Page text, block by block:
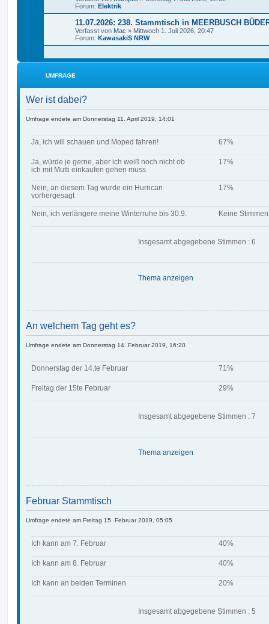
Forum: Elektrik
11.07.2026: 238. Stammtisch in MEERBUSCH
Verfasst von Mac » Mittwoch 1. Juli 2026, 20:47
Forum: KawasakiS NRW
UMFRAGE
Wer ist dabei?
Umfrage endete am Donnerstag 11. April 2019, 14:01
Ja, ich will schauen und Moped fahren! 67%
Ja, würde je gerne, aber ich weiß noch nicht ob
ich mit Mutti einkaufen gehen muss
17%
Nein, an diesem Tag wurde ein Hurrican
vorhergesagt
17%
Nein, ich verlängere meine Winterruhe bis 30.9. Keine Stimmen
Insgesamt abgegebene Stimmen : 6
Thema anzeigen
An welchem Tag geht es?
Umfrage endete am Donnerstag 14. Februar 2019, 16:20
Donnerstag der 14.te Februar 71%
Freitag der 15te Februar 29%
Insgesamt abgegebene Stimmen : 7
Thema anzeigen
Februar Stammtisch
Umfrage endete am Freitag 15. Februar 2019, 05:05
Ich kann am 7. Februar 40%
Ich kann am 8. Februar 40%
Ich kann an beiden Terminen 20%
Insgesamt abgegebene Stimmen : 5